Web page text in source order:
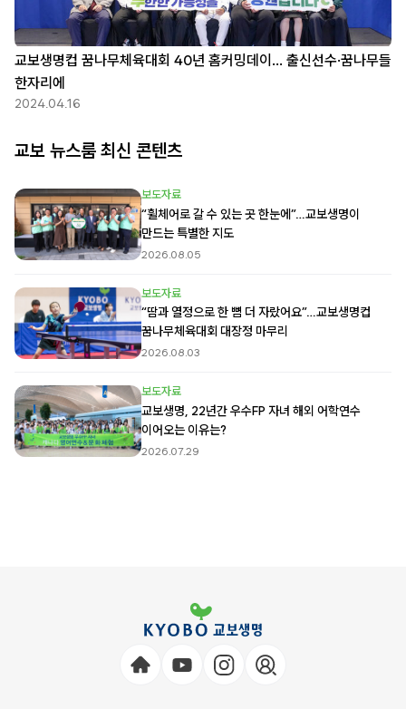
교보생명컵 꿈나무체육대회 40년 홈커밍데이… 출신선수·꿈나무들
한자리에
2024.04.16
교보 뉴스룸 최신 콘텐츠
보도자료
“휠체어로 갈 수 있는 곳 한눈에”…교보생명이
만드는 특별한 지도
2026.08.05
보도자료
“땀과 열정으로 한 뼘 더 자랐어요”…교보생명컵
꿈나무체육대회 대장정 마무리
2026.08.03
보도자료
교보생명, 22년간 우수FP 자녀 해외 어학연수
이어오는 이유는?
2026.07.29